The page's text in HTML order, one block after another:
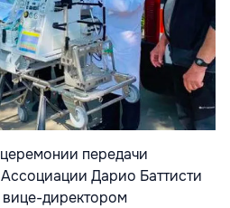
передачи
Дарио Баттисти
директором